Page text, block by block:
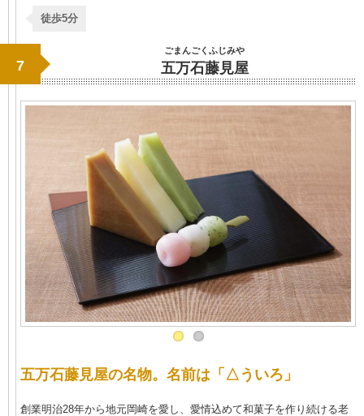
徒歩5分
7
ごまんごくふじみや
五万石藤見屋
五万石藤見屋の名物。名前は「△ういろ」
創業明治28年から地元岡崎を愛し、愛情込めて和菓子を作り続ける老